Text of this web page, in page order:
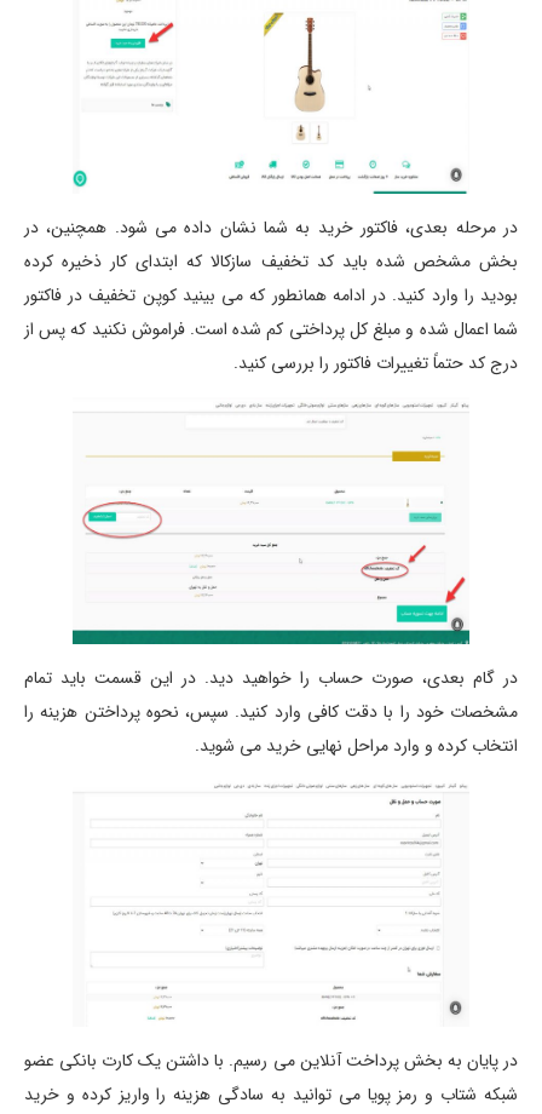
در مرحله بعدی، فاکتور خرید به شما نشان داده می شود. همچنین، در
بخش مشخص شده باید کد تخفیف سازکالا که ابتدای کار ذخیره کرده
بودید را وارد کنید. در ادامه همانطور که می بینید کوپن تخفیف در فاکتور
شما اعمال شده و مبلغ کل پرداختی کم شده است. فراموش نکنید که پس از
درج کد حتماً تغییرات فاکتور را بررسی کنید.
در گام بعدی، صورت حساب را خواهید دید. در این قسمت باید تمام
مشخصات خود را با دقت کافی وارد کنید. سپس، نحوه پرداختن هزینه را
انتخاب کرده و وارد مراحل نهایی خرید می شوید.
در پایان به بخش پرداخت آنلاین می رسیم. با داشتن یک کارت بانکی عضو
شبکه شتاب و رمز پویا می توانید به سادگی هزینه را واریز کرده و خرید